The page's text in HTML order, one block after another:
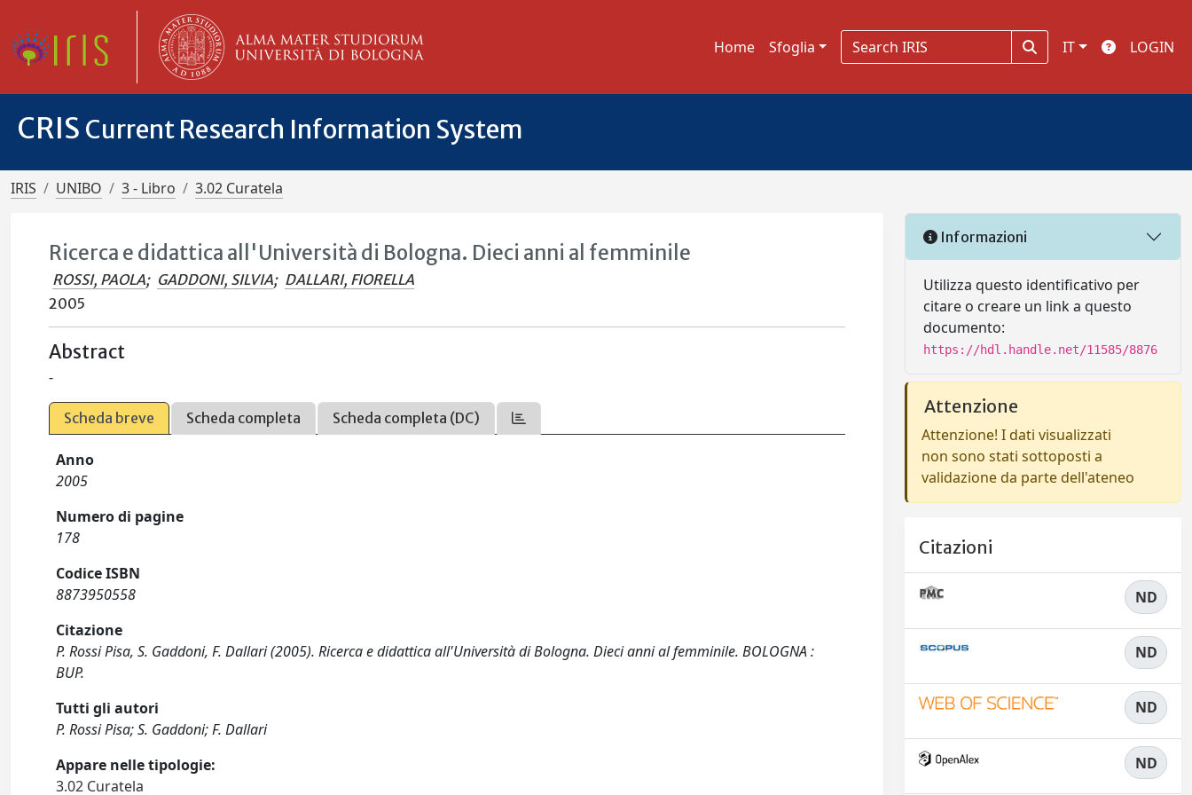
Home Sfoglia IT LOGIN
CRIS Current Research Information System
IRIS UNIBO 3 - Libro 3.02 Curatela
Ricerca e didattica all'Università di Bologna. Dieci anni al femminile
ROSSI, PAOLA; GADDONI, SILVIA; DALLARI, FIORELLA
2005
Abstract
-
Scheda breve Scheda completa Scheda completa (DC)
Anno
2005
Numero di pagine
178
Codice ISBN
8873950558
Citazione
P. Rossi Pisa, S. Gaddoni, F. Dallari (2005). Ricerca e didattica all'Università di Bologna. Dieci anni al femminile. BOLOGNA :
BUP.
Tutti gli autori
P. Rossi Pisa; S. Gaddoni; F. Dallari
Appare nelle tipologie:
3.02 Curatela
Informazioni
Utilizza questo identificativo per
citare o creare un link a questo
documento:
https://hdl.handle.net/11585/8876
Attenzione
Attenzione! I dati visualizzati
non sono stati sottoposti a
validazione da parte dell'ateneo
Citazioni
ND
ND
ND
ND